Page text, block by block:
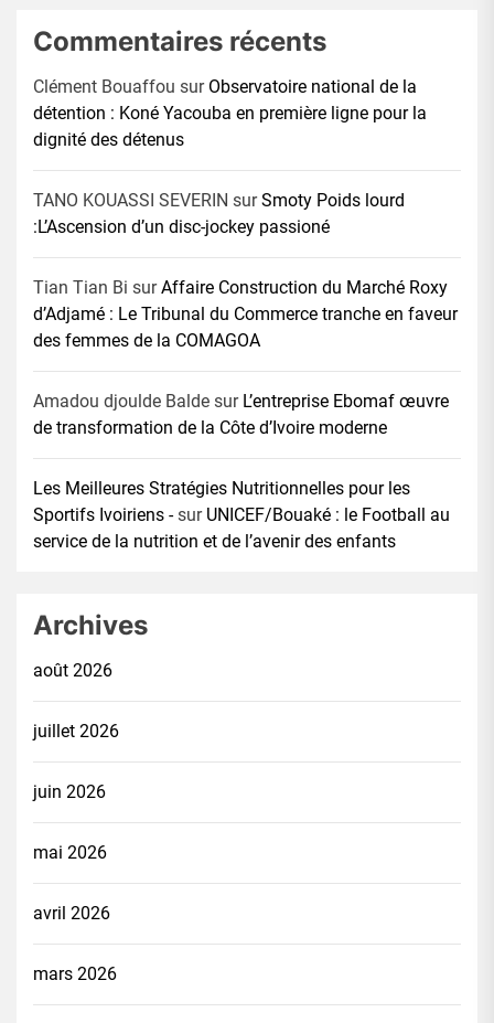
Commentaires récents
Clément Bouaffou sur Observatoire national de la
détention : Koné Yacouba en première ligne pour la
dignité des détenus
TANO KOUASSI SEVERIN surSmoty Poids lourd
:L’Ascension d’un disc-jockey passioné
Tian Tian Bi surAffaire Construction du Marché Roxy
d’Adjamé : Le Tribunal du Commerce tranche en faveur
des femmes de la COMAGOA
Amadou djoulde Balde sur L’entreprise Ebomaf œuvre
de transformation de la Côte d’Ivoire moderne
Les Meilleures Stratégies Nutritionnelles pour les
Sportifs Ivoiriens -sur UNICEF/Bouaké : le Football au
service de la nutrition et de l’avenir des enfants
Archives
août 2026
juillet 2026
juin 2026
mai 2026
avril 2026
mars 2026